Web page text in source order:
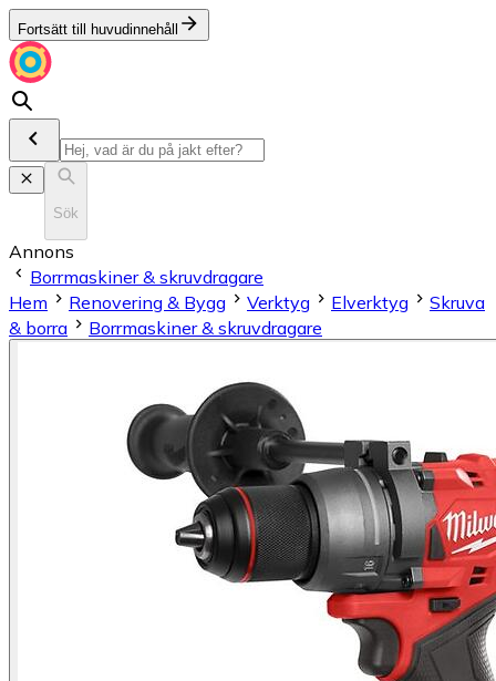
Fortsätt till huvudinnehåll
Sök
Annons
Borrmaskiner & skruvdragare
Hem
Renovering & Bygg Verktyg Elverktyg
Skruva
& borra
Borrmaskiner & skruvdragare